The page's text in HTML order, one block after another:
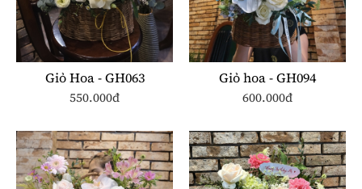
Giỏ Hoa - GH063
550.000đ
Giỏ hoa - GH094
600.000đ